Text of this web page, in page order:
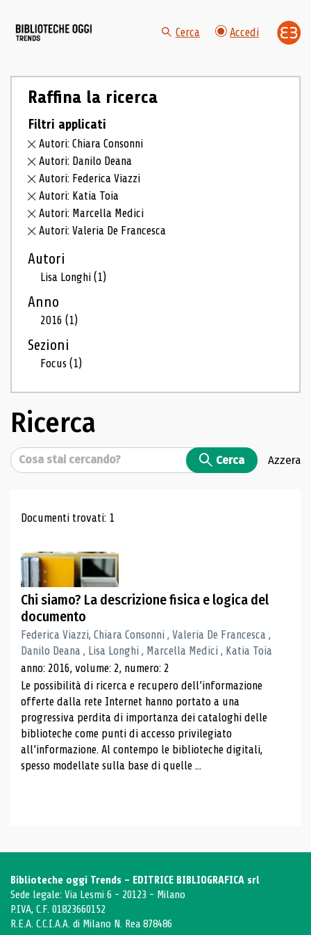
Cerca Accedi
Raffina la ricerca
Filtri applicati
Autori: Chiara Consonni
Autori: Danilo Deana
Autori: Federica Viazzi
Autori: Katia Toia
Autori: Marcella Medici
Autori: Valeria De Francesca
Autori
Lisa Longhi(1)
Anno
2016(1)
Sezioni
Focus(1)
Ricerca
Cerca Cerca Azzera
Risultati di ricerca
Documenti trovati: 1
Chi siamo? La descrizione fisica e logica del
documento
Federica Viazzi, Chiara Consonni , Valeria De Francesca ,
Danilo Deana , Lisa Longhi , Marcella Medici , Katia Toia
anno: 2016, volume: 2, numero: 2
Le possibilità di ricerca e recupero dell’informazione
offerte dalla rete Internet hanno portato a una
progressiva perdita di importanza dei cataloghi delle
biblioteche come punti di accesso privilegiato
all’informazione. Al contempo le biblioteche digitali,
spesso modellate sulla base di quelle ...
Biblioteche oggi Trends - EDITRICE BIBLIOGRAFICA srl
Sede legale: Via Lesmi 6 - 20123 - Milano
P.IVA, C.F. 01823660152
R.E.A. C.C.I.A.A. di Milano N. Rea 878486